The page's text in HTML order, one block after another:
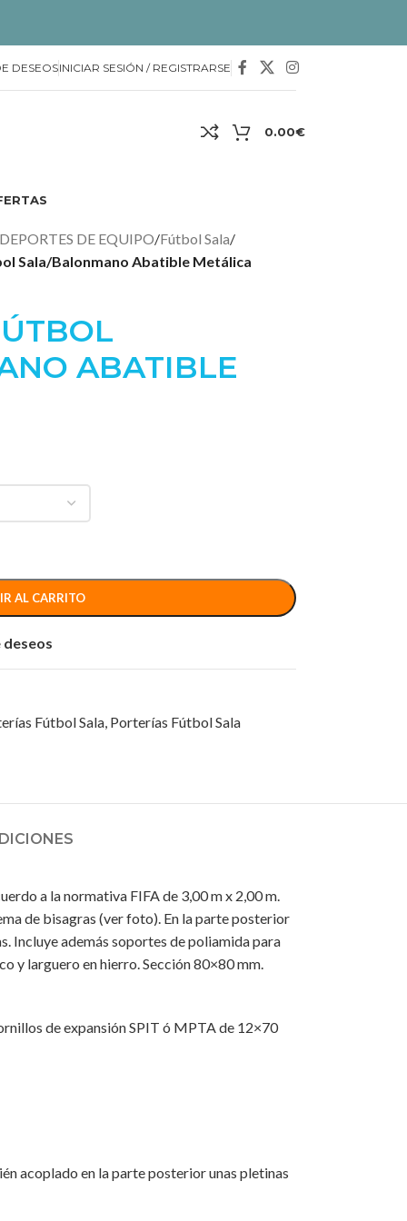
DESEOSINICIAR SESIÓN / REGISTRARSE
0.00€
DE EQUIPO/Fútbol Sala/
Sala/Balonmano Abatible Metálica
ABATIBLE
AL CARRITO
deseos
Fútbol Sala, Porterías Fútbol Sala
a la normativa FIFA de 3,00 m x 2,00 m.
de bisagras (ver foto). En la parte posterior
Incluye además soportes de poliamida para
y larguero en hierro. Sección 80×80 mm.
de expansión SPIT ó MPTA de 12×70
acoplado en la parte posterior unas pletinas